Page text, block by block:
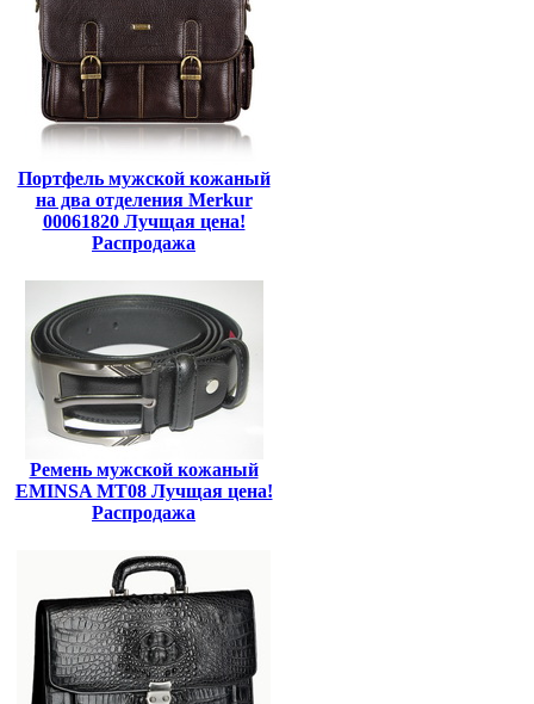
Портфель мужской кожаный
на два отделения Merkur
00061820 Лучщая цена!
Распродажа
Ремень мужской кожаный
EMINSA MT08 Лучщая цена!
Распродажа